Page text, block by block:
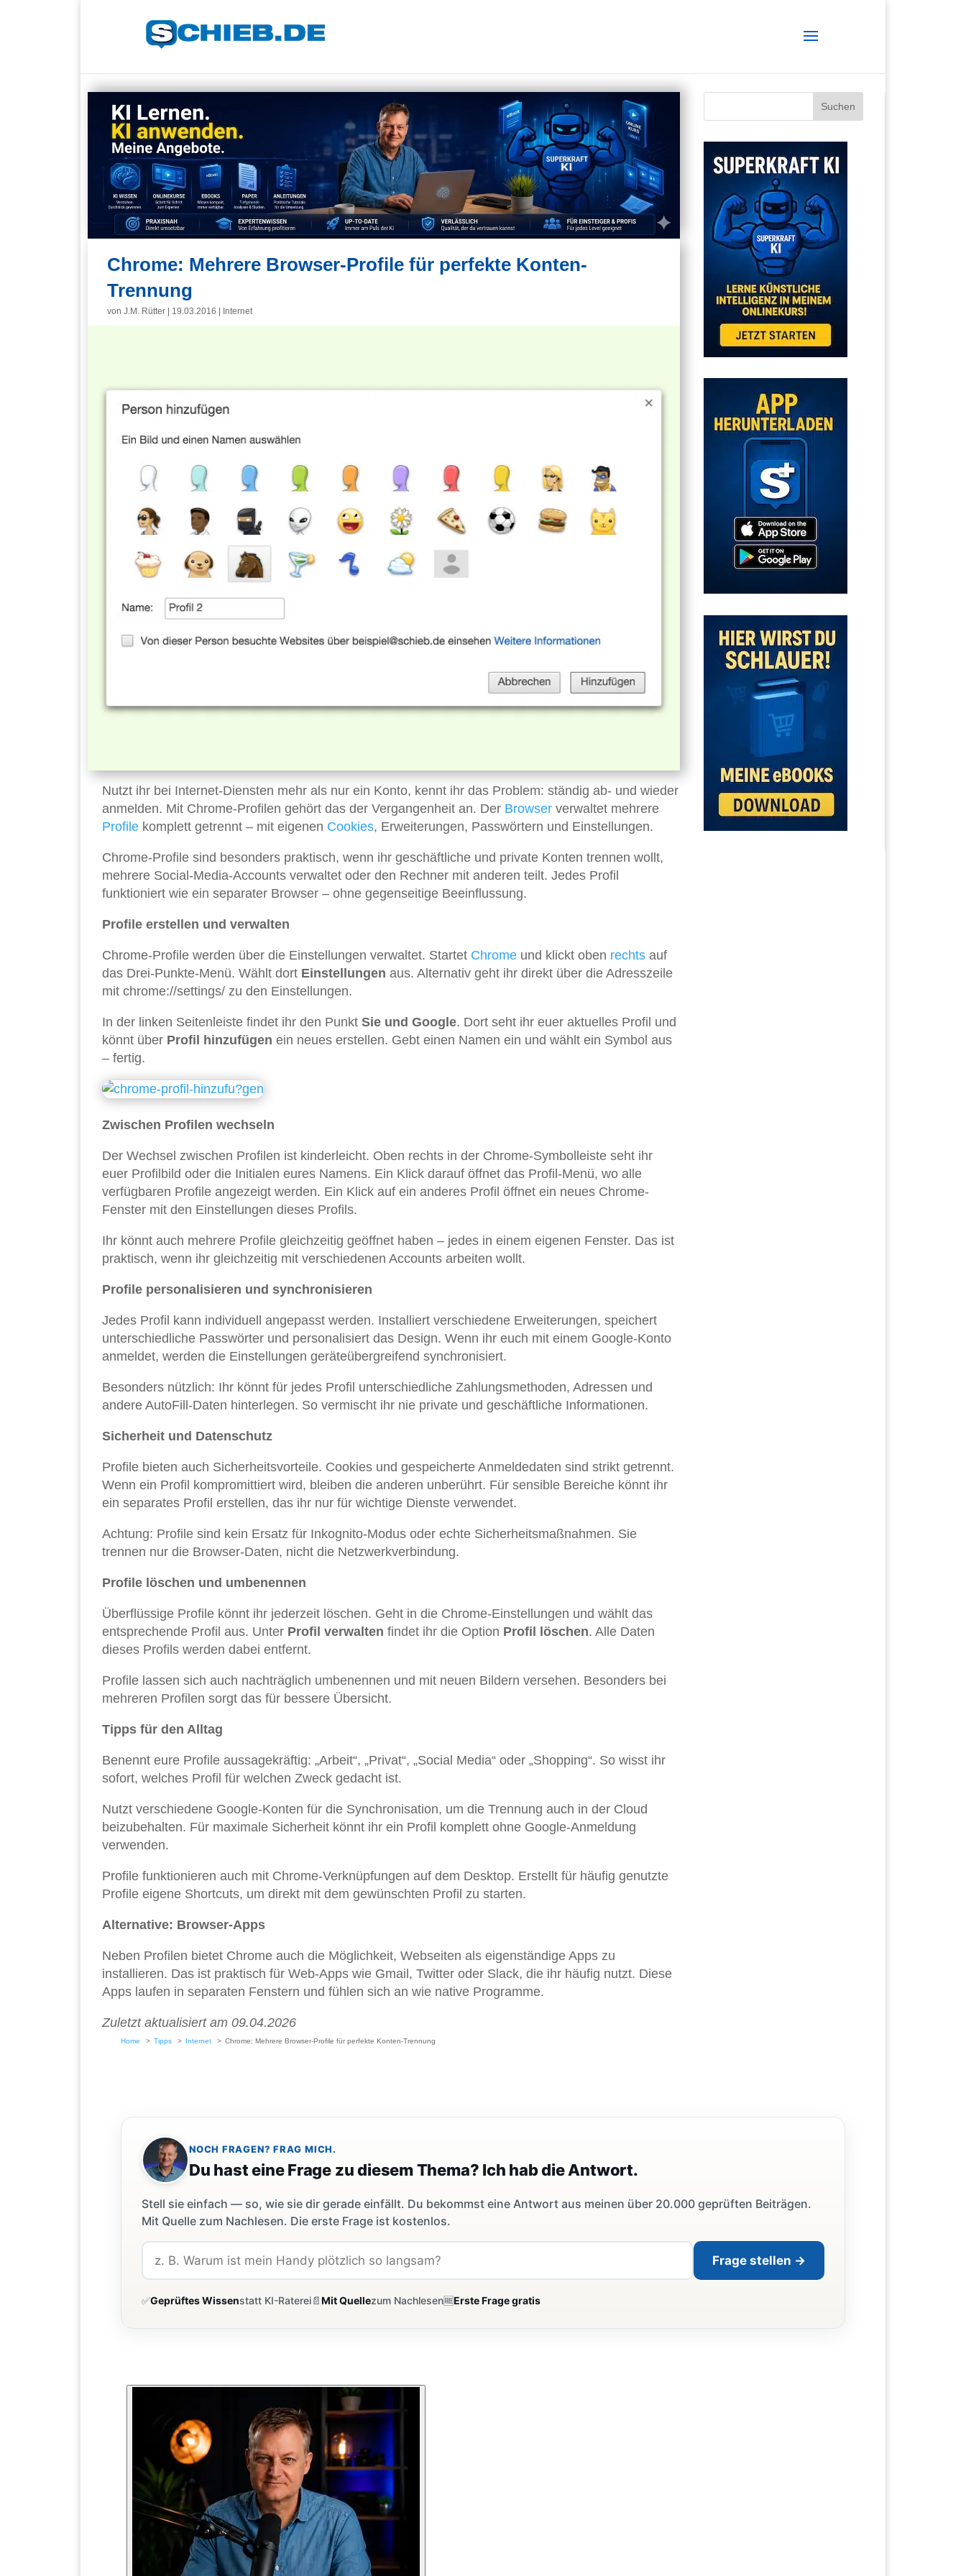
Chrome: Mehrere Browser-Profile für perfekte Konten-
Trennung
von J.M. Rütter 19.03.2016 Internet
Nutzt ihr bei Internet-Diensten mehr als nur ein Konto, kennt ihr das Problem: ständig ab- und wieder
anmelden. Mit Chrome-Profilen gehört das der Vergangenheit an. Der Browser verwaltet mehrere
Profile komplett getrennt – mit eigenen Cookies, Erweiterungen, Passwörtern und Einstellungen.
Chrome-Profile sind besonders praktisch, wenn ihr geschäftliche und private Konten trennen wollt,
mehrere Social-Media-Accounts verwaltet oder den Rechner mit anderen teilt. Jedes Profil
funktioniert wie ein separater Browser – ohne gegenseitige Beeinflussung.
Profile erstellen und verwalten
Chrome-Profile werden über die Einstellungen verwaltet. Startet Chrome und klickt oben rechts auf
das Drei-Punkte-Menü. Wählt dort Einstellungen aus. Alternativ geht ihr direkt über die Adresszeile
mit chrome://settings/ zu den Einstellungen.
In der linken Seitenleiste findet ihr den Punkt Sie und Google. Dort seht ihr euer aktuelles Profil und
könnt über Profil hinzufügen ein neues erstellen. Gebt einen Namen ein und wählt ein Symbol aus
– fertig.
Zwischen Profilen wechseln
Der Wechsel zwischen Profilen ist kinderleicht. Oben rechts in der Chrome-Symbolleiste seht ihr
euer Profilbild oder die Initialen eures Namens. Ein Klick darauf öffnet das Profil-Menü, wo alle
verfügbaren Profile angezeigt werden. Ein Klick auf ein anderes Profil öffnet ein neues Chrome-
Fenster mit den Einstellungen dieses Profils.
Ihr könnt auch mehrere Profile gleichzeitig geöffnet haben – jedes in einem eigenen Fenster. Das ist
praktisch, wenn ihr gleichzeitig mit verschiedenen Accounts arbeiten wollt.
Profile personalisieren und synchronisieren
Jedes Profil kann individuell angepasst werden. Installiert verschiedene Erweiterungen, speichert
unterschiedliche Passwörter und personalisiert das Design. Wenn ihr euch mit einem Google-Konto
anmeldet, werden die Einstellungen geräteübergreifend synchronisiert.
Besonders nützlich: Ihr könnt für jedes Profil unterschiedliche Zahlungsmethoden, Adressen und
andere AutoFill-Daten hinterlegen. So vermischt ihr nie private und geschäftliche Informationen.
Sicherheit und Datenschutz
Profile bieten auch Sicherheitsvorteile. Cookies und gespeicherte Anmeldedaten sind strikt getrennt.
Wenn ein Profil kompromittiert wird, bleiben die anderen unberührt. Für sensible Bereiche könnt ihr
ein separates Profil erstellen, das ihr nur für wichtige Dienste verwendet.
Achtung: Profile sind kein Ersatz für Inkognito-Modus oder echte Sicherheitsmaßnahmen. Sie
trennen nur die Browser-Daten, nicht die Netzwerkverbindung.
Profile löschen und umbenennen
Überflüssige Profile könnt ihr jederzeit löschen. Geht in die Chrome-Einstellungen und wählt das
entsprechende Profil aus. Unter Profil verwalten findet ihr die Option Profil löschen. Alle Daten
dieses Profils werden dabei entfernt.
Profile lassen sich auch nachträglich umbenennen und mit neuen Bildern versehen. Besonders bei
mehreren Profilen sorgt das für bessere Übersicht.
Tipps für den Alltag
Benennt eure Profile aussagekräftig: „Arbeit“, „Privat“, „Social Media“ oder „Shopping“. So wisst ihr
sofort, welches Profil für welchen Zweck gedacht ist.
Nutzt verschiedene Google-Konten für die Synchronisation, um die Trennung auch in der Cloud
beizubehalten. Für maximale Sicherheit könnt ihr ein Profil komplett ohne Google-Anmeldung
verwenden.
Profile funktionieren auch mit Chrome-Verknüpfungen auf dem Desktop. Erstellt für häufig genutzte
Profile eigene Shortcuts, um direkt mit dem gewünschten Profil zu starten.
Alternative: Browser-Apps
Neben Profilen bietet Chrome auch die Möglichkeit, Webseiten als eigenständige Apps zu
installieren. Das ist praktisch für Web-Apps wie Gmail, Twitter oder Slack, die ihr häufig nutzt. Diese
Apps laufen in separaten Fenstern und fühlen sich an wie native Programme.
Zuletzt aktualisiert am 09.04.2026
Home Tipps Internet Chrome: Mehrere Browser-Profile für perfekte Konten-Trennung
NOCH FRAGEN? FRAG MICH.
Du hast eine Frage zu diesem Thema? Ich hab die Antwort.
Stell sie einfach — so, wie sie dir gerade einfällt. Du bekommst eine Antwort aus meinen über 20.000 geprüften Beiträgen.
Mit Quelle zum Nachlesen. Die erste Frage ist kostenlos.
Frage stellen →
✅Geprüftes Wissenstatt KI-Raterei📄Mit Quellezum Nachlesen🆓Erste Frage gratis